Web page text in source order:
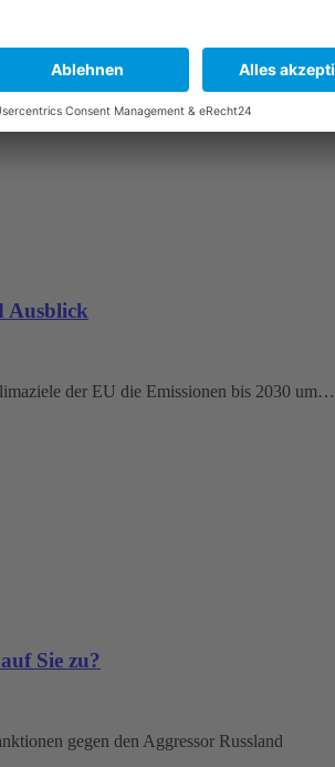
Ausblick
der EU die Emissionen bis 2030 um…
Sie zu?
gegen den Aggressor Russland